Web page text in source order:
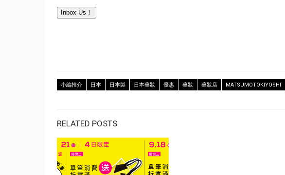
Inbox Us！
小編推介 日本 日本製 日本藥妝 優惠 藥妝 藥妝店 MATSUMOTOKIYOSHI
RELATED POSTS